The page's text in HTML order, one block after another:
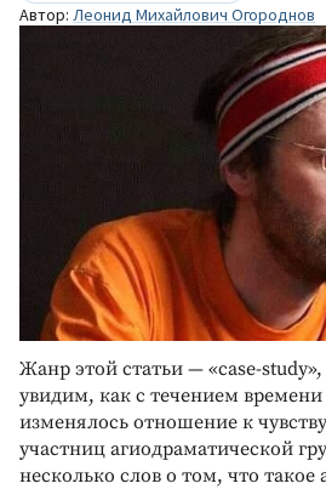
Автор: Леонид Михайлович Огороднов
Жанр этой статьи — «case-
увидим, как с течением времени
изменялось отношение к
участниц агиодраматической
несколько слов о том, что такое